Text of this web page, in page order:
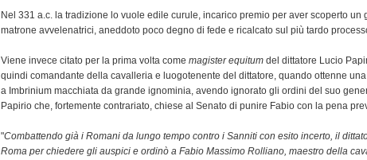
Nel 331 a.c. la tradizione lo vuole edile curule, incarico premio per aver scoperto un
matrone avvelenatrici, aneddoto poco degno di fede e ricalcato sul più tardo
Viene invece citato per la prima volta come magister equitum del dittatore Lucio
quindi comandante della cavalleria e luogotenente del dittatore, quando ottenne
a Imbrinium macchiata da grande ignominia, avendo ignorato gli ordini del suo
Papirio che, fortemente contrariato, chiese al Senato di punire Fabio con la pena
"Combattendo già i Romani da lungo tempo contro i Sanniti con esito incerto, il
Roma per chiedere gli auspici e ordinò a Fabio Massimo Rolliano, maestro della